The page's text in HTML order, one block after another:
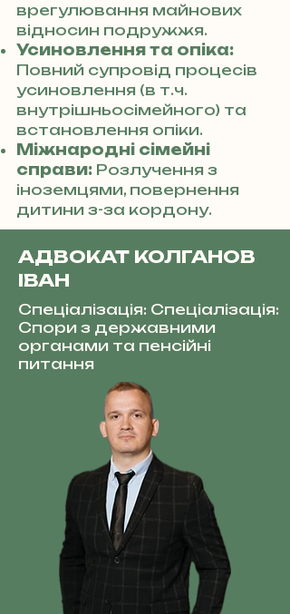
врегулювання майнових
відносин подружжя.
Усиновлення та опіка:
Повний супровід процесів
усиновлення (в т.ч.
внутрішньосімейного) та
встановлення опіки.
Міжнародні сімейні
справи: Розлучення з
іноземцями, повернення
дитини з-за кордону.
АДВОКАТ КОЛГАНОВ
ІВАН
Спеціалізація: Спеціалізація:
Спори з державними
органами та пенсійні
питання